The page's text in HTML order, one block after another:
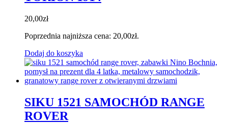
20,00zł
Poprzednia najniższa cena: 20,00zł.
Dodaj do koszyka
SIKU 1521 SAMOCHÓD RANGE
ROVER